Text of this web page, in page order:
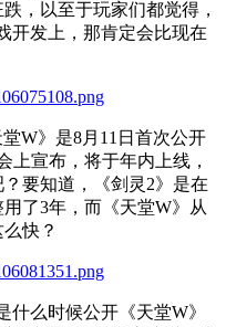
，以至于玩家们都觉得，
开发上，那肯定会比现在
W》是8月11日首次公开
上宣布，将于年内上线，
要知道，《剑灵2》是在
了3年，而《天堂W》从
快？
么时候公开《天堂W》